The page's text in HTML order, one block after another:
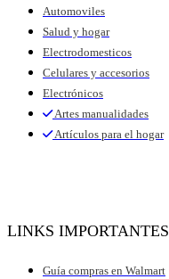
Automoviles
Salud y hogar
Electrodomesticos
Celulares y accesorios
Electrónicos
Artes manualidades
Artículos para el hogar
LINKS IMPORTANTES
Guía compras en Walmart